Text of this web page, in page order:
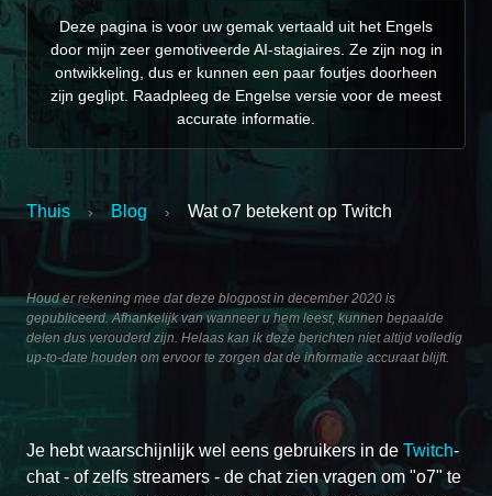
Deze pagina is voor uw gemak vertaald uit het Engels
door mijn zeer gemotiveerde AI-stagiaires. Ze zijn nog in
ontwikkeling, dus er kunnen een paar foutjes doorheen
zijn geglipt. Raadpleeg de Engelse versie voor de meest
accurate informatie.
Thuis › Blog › Wat o7 betekent op Twitch
Houd er rekening mee dat deze blogpost in december 2020 is
gepubliceerd. Afhankelijk van wanneer u hem leest, kunnen bepaalde
delen dus verouderd zijn. Helaas kan ik deze berichten niet altijd volledig
up-to-date houden om ervoor te zorgen dat de informatie accuraat blijft.
Je hebt waarschijnlijk wel eens gebruikers in de Twitch-
chat - of zelfs streamers - de chat zien vragen om "o7" te